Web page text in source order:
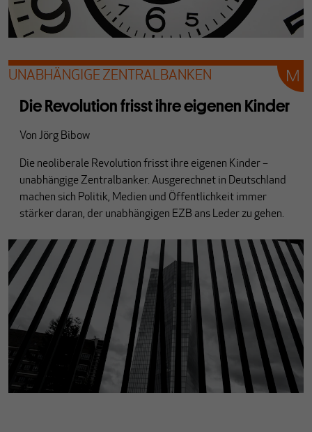
UNABHÄNGIGE ZENTRALBANKEN
Die Revolution frisst ihre eigenen Kinder
Von Jörg Bibow
Die neoliberale Revolution frisst ihre eigenen Kinder –
unabhängige Zentralbanker. Ausgerechnet in Deutschland
machen sich Politik, Medien und Öffentlichkeit immer
stärker daran, der unabhängigen EZB ans Leder zu gehen.